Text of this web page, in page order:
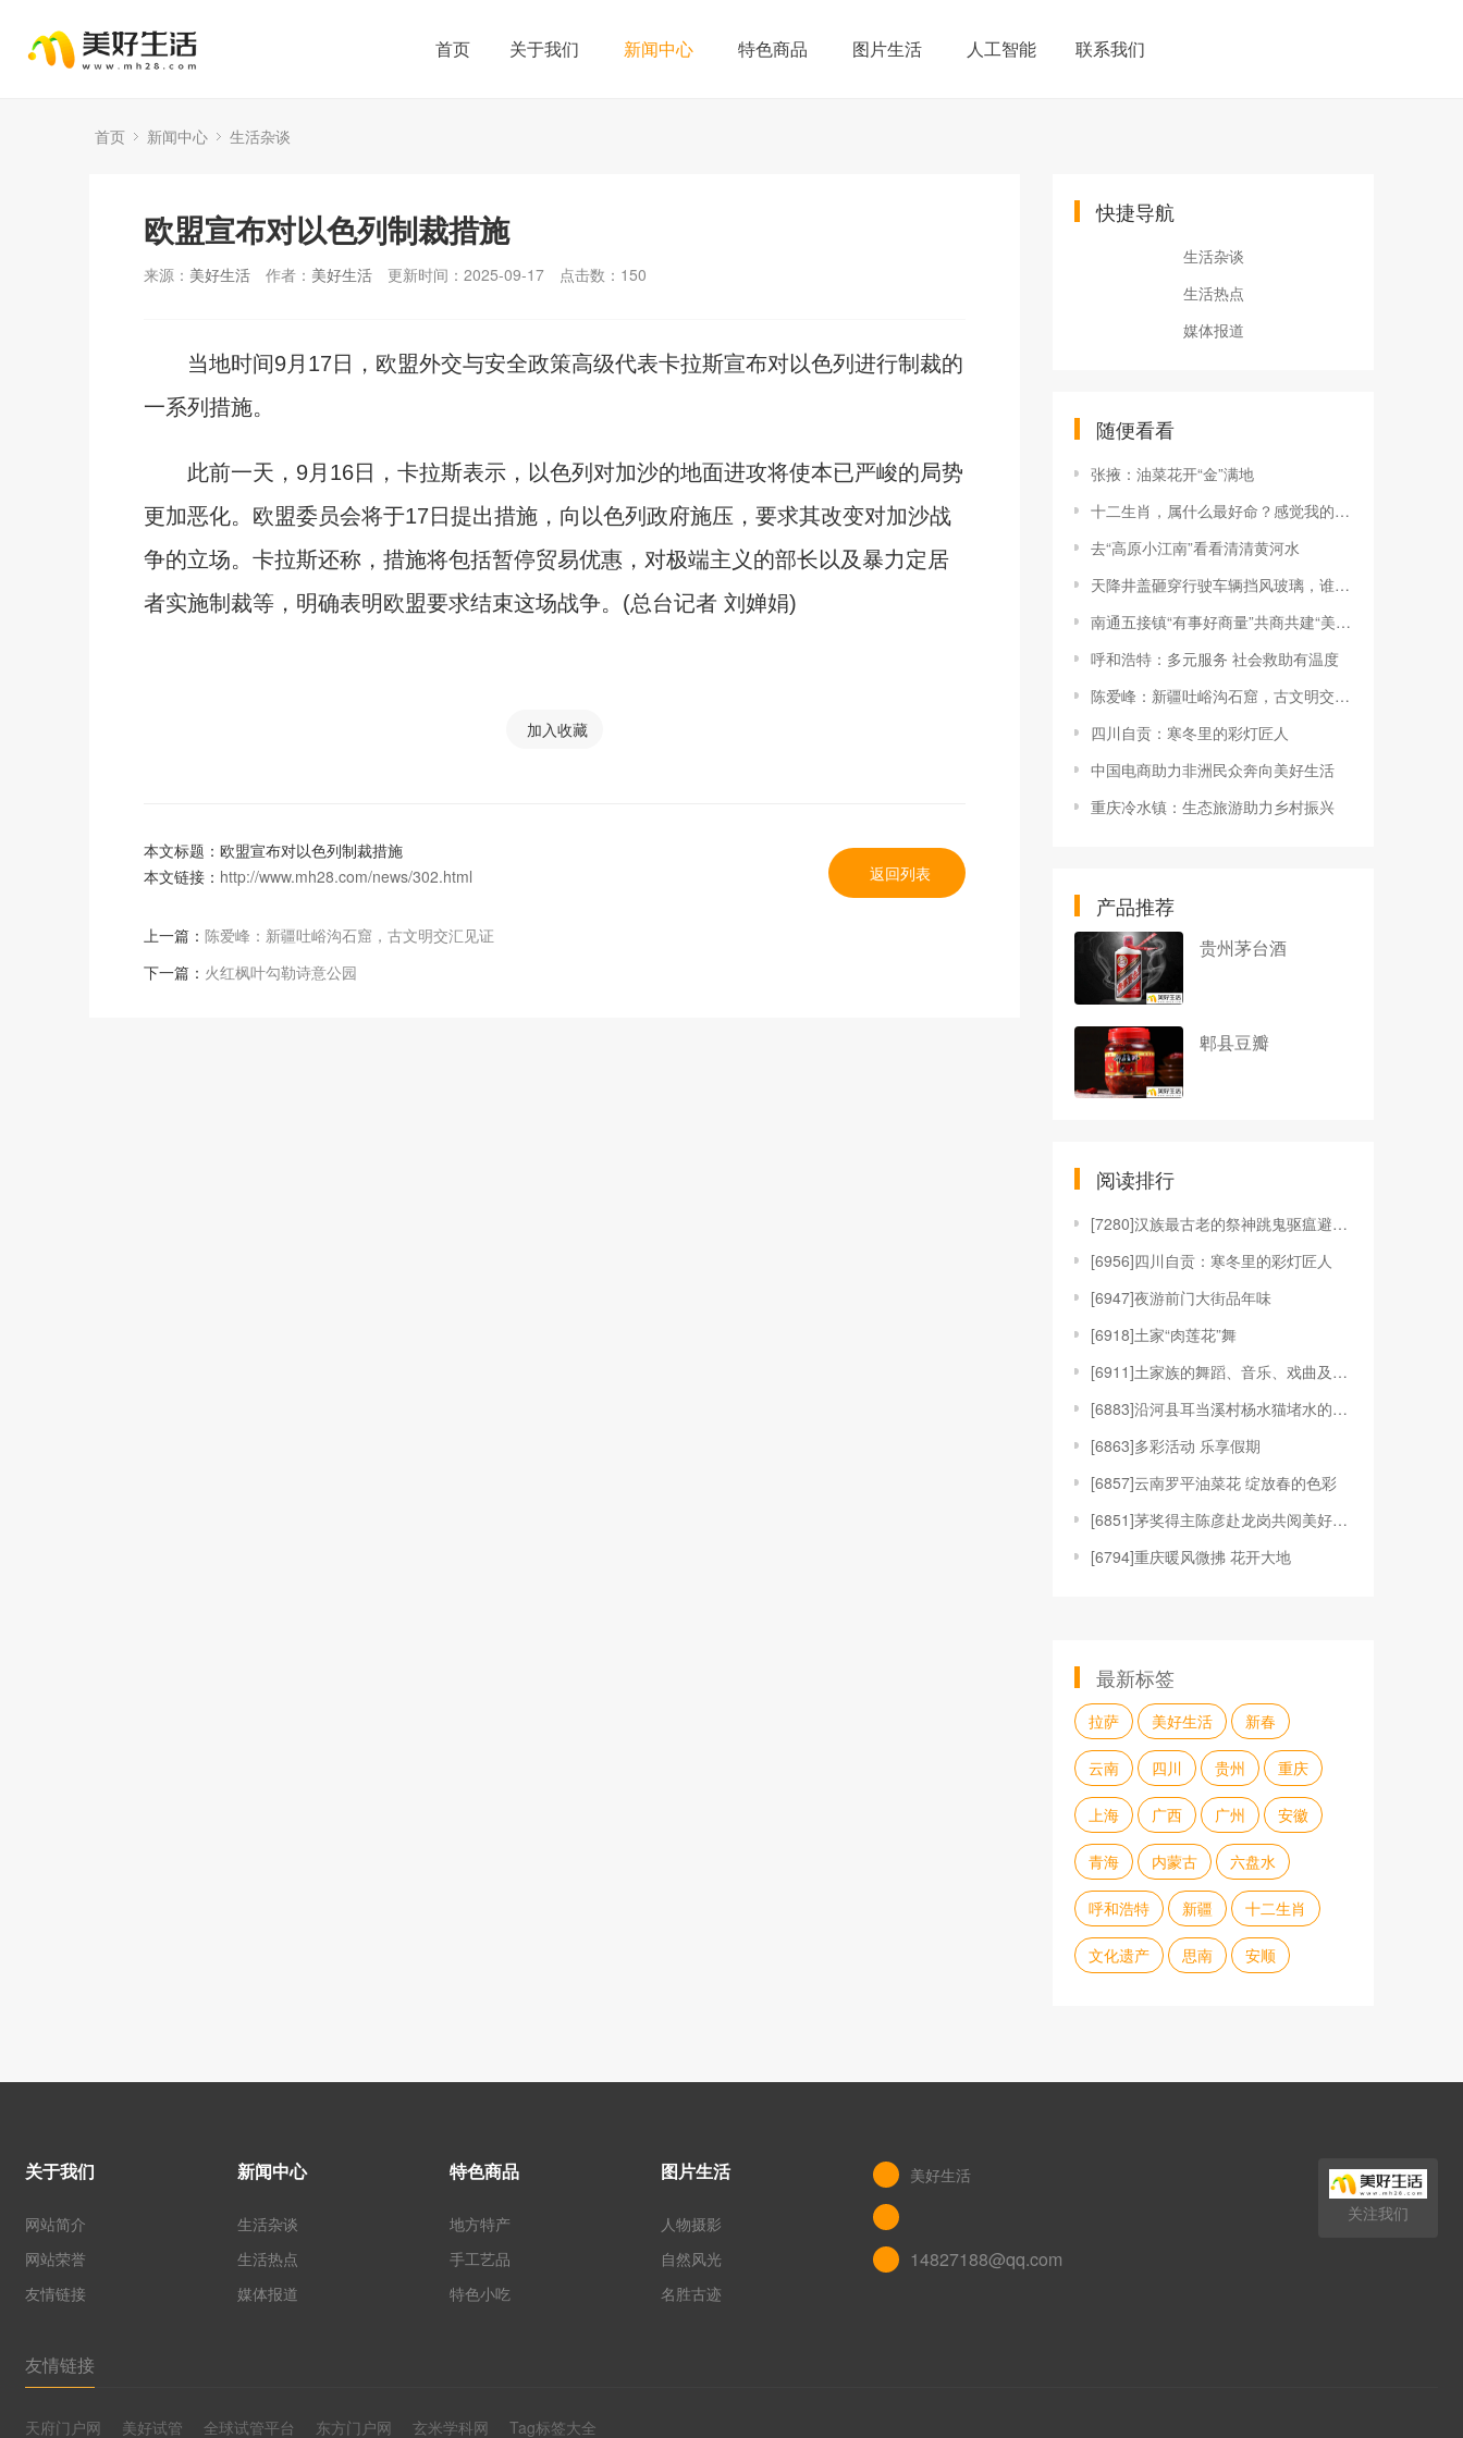
首页 关于我们 新闻中心 特色商品 图片生活 人工智能 联系我们
首页 新闻中心 生活杂谈
欧盟宣布对以色列制裁措施
来源： 美好生活 作者： 美好生活 更新时间：2025-09-17 点击数： 150
当地时间9月17日，欧盟外交与安全政策高级代表卡拉斯宣布对以色列进行制裁的
一系列措施。
此前一天，9月16日，卡拉斯表示，以色列对加沙的地面进攻将使本已严峻的局势
更加恶化。欧盟委员会将于17日提出措施，向以色列政府施压，要求其改变对加沙战
争的立场。卡拉斯还称，措施将包括暂停贸易优惠，对极端主义的部长以及暴力定居
者实施制裁等，明确表明欧盟要求结束这场战争。(总台记者 刘婵娟)
加入收藏
本文标题：欧盟宣布对以色列制裁措施
本文链接： http://www.mh28.com/news/302.html
上一篇： 陈爱峰：新疆吐峪沟石窟，古文明交汇见证
下一篇： 火红枫叶勾勒诗意公园
返回列表
快捷导航
生活杂谈
生活热点
媒体报道
随便看看
张掖：油菜花开“金”满地
十二生肖，属什么最好命？感觉我的很准！赶紧看看你的
去“高原小江南”看看清清黄河水
天降井盖砸穿行驶车辆挡风玻璃，谁该担责
南通五接镇“有事好商量”共商共建“美好生活”
呼和浩特：多元服务 社会救助有温度
陈爱峰：新疆吐峪沟石窟，古文明交汇见证
四川自贡：寒冬里的彩灯匠人
中国电商助力非洲民众奔向美好生活
重庆冷水镇：生态旅游助力乡村振兴
产品推荐
贵州茅台酒
郫县豆瓣
阅读排行
[7280]汉族最古老的祭神跳鬼驱瘟避疫舞蹈—傩戏
[6956]四川自贡：寒冬里的彩灯匠人
[6947]夜游前门大街品年味
[6918]土家“肉莲花”舞
[6911]土家族的舞蹈、音乐、戏曲及工艺
[6883]沿河县耳当溪村杨水猫堵水的传说
[6863]多彩活动 乐享假期
[6857]云南罗平油菜花 绽放春的色彩
[6851]茅奖得主陈彦赴龙岗共阅美好生活
[6794]重庆暖风微拂 花开大地
最新标签
拉萨 美好生活 新春
云南 四川 贵州 重庆
上海 广西 广州 安徽
青海 内蒙古 六盘水
呼和浩特 新疆 十二生肖
文化遗产 思南 安顺
关于我们
网站简介
网站荣誉
友情链接
新闻中心
生活杂谈
生活热点
媒体报道
特色商品
地方特产
手工艺品
特色小吃
图片生活
人物摄影
自然风光
名胜古迹
美好生活
14827188@qq.com
关注我们
友情链接
天府门户网 美好试管 全球试管平台 东方门户网 玄米学科网 Tag标签大全